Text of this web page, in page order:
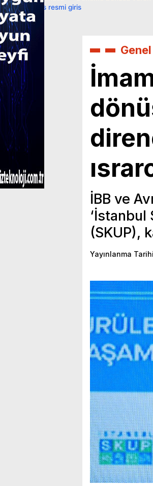
primebahis resmi giris
İBB ve
‘İstanbul
(SKUP),
Yayınlanma